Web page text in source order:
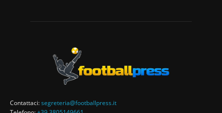
Contattaci:segreteria@footballpress.it